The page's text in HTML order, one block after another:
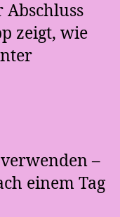
zeigt, wie
–
einem Tag